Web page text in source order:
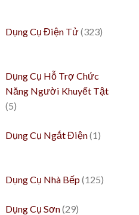
Dụng Cụ Điện Tử(323)
Dụng Cụ Hỗ Trợ Chức
Năng Người Khuyết Tật
(5)
Dụng Cụ Ngắt Điện(1)
Dụng Cụ Nhà Bếp (125)
Dụng Cụ Sơn(29)